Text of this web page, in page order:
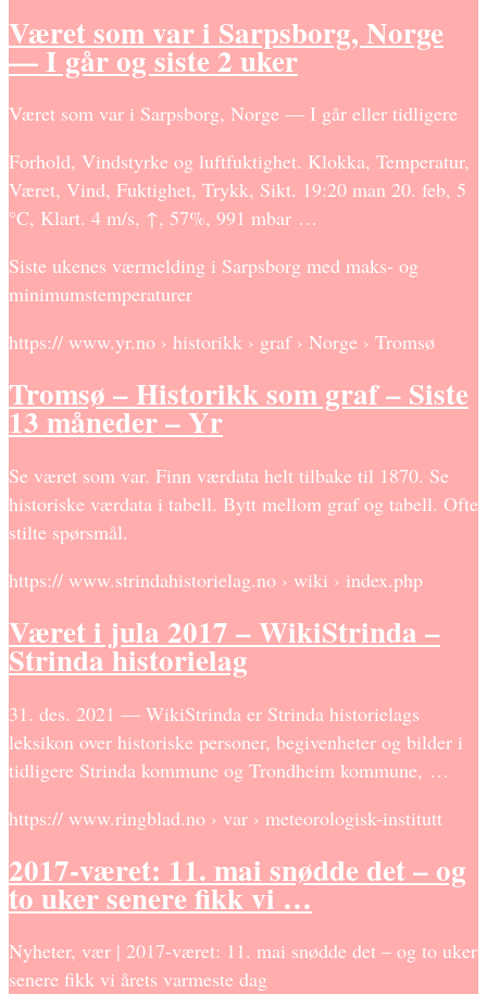
Været som var i Sarpsborg, Norge
— I går og siste 2 uker
Været som var i Sarpsborg, Norge — I går eller tidligere
Forhold, Vindstyrke og luftfuktighet. Klokka, Temperatur,
Været, Vind, Fuktighet, Trykk, Sikt. 19:20 man 20. feb, 5
°C, Klart. 4 m/s, ↑, 57%, 991 mbar …
Siste ukenes værmelding i Sarpsborg med maks- og
minimumstemperaturer
https:// www.yr.no › historikk › graf › Norge › Tromsø
Tromsø – Historikk som graf – Siste
13 måneder – Yr
Se været som var. Finn værdata helt tilbake til 1870. Se
historiske værdata i tabell. Bytt mellom graf og tabell. Ofte
stilte spørsmål.
https:// www.strindahistorielag.no › wiki › index.php
Været i jula 2017 – WikiStrinda –
Strinda historielag
31. des. 2021 — WikiStrinda er Strinda historielags
leksikon over historiske personer, begivenheter og bilder i
tidligere Strinda kommune og Trondheim kommune, …
https:// www.ringblad.no › var › meteorologisk-institutt
2017-været: 11. mai snødde det – og
to uker senere fikk vi …
Nyheter, vær | 2017-været: 11. mai snødde det – og to uker
senere fikk vi årets varmeste dag